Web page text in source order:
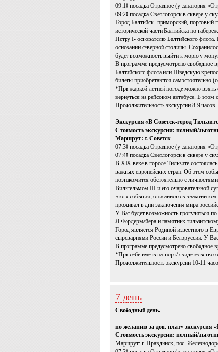
09:10 посадка Отрадное (у санатория
09:20 посадка Светлогорск в сквере у
Город Балтийск- приморский, портовый
исторической части Балтийска по
Петру I- основателю Балтийского флота.
основании северной столицы.
будет возможность выйти к морю у
В программе предусмотрено свободное
Балтийского флота или Шведскую
билеты приобретаются самостоятельно
*При жаркой летней погоде можно взять
вернуться на рейсовом автобусе. В этом
Продолжительность экскурсии 8-9 часов
Экскурсия «В Советск-город
Стоимость экскурсии: полный/
Маршрут: г. Советск
07:30 посадка Отрадное (у санатория
07:40 посадка Светлогорск в сквере у
В XIX веке в городе Тильзите
важных европейских стран. Об этом
познакомится обстоятельно с
Вильгельмом III и его очаровательной
этого события, описанного в
проживал в дни заключения мира
У Вас будет возможность прогуляться
Л.Фордермайера и памятник
Город является Родиной известного в
сыроварнями России и Белоруссии. У
В программе предусмотрено свободное
*При себе иметь паспорт/
Продолжительность экскурсии 10-11
7 день
Свободный день.
по желанию за доп. плату экскурсия
Стоимость экскурсии: полный/
Маршрут: г. Правдинск, пос.